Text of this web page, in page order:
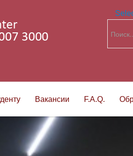
Вакансии F.A.Q.